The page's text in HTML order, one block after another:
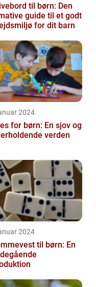
til børn: Den
guide til et godt
for dit barn
2024
for børn: En sjov og
verden
2024
til børn: En